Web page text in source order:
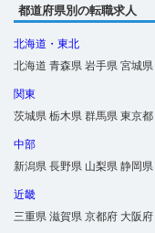
都道府県別の転職求人
北海道・東北
北海道 青森県岩手県宮城県
関東
茨城県栃木県群馬県東京都
中部
新潟県長野県 山梨県静岡県
近畿
三重県滋賀県京都府 大阪府